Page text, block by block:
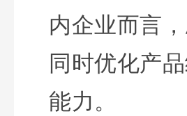
内企业而言
同时优化产
能力。